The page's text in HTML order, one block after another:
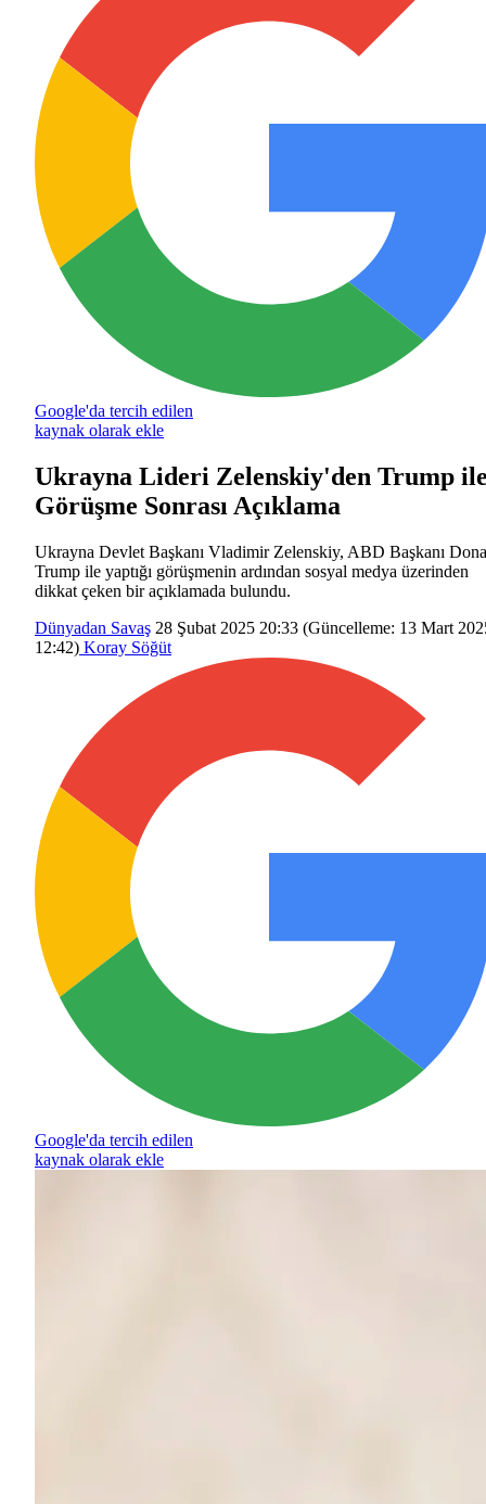
Google'da tercih edilen
kaynak olarak ekle
Ukrayna Lideri Zelenskiy'den Trump
Görüşme Sonrası Açıklama
Ukrayna Devlet Başkanı Vladimir Zelenskiy, ABD Başkanı
Trump ile yaptığı görüşmenin ardından sosyal medya üzerinden
dikkat çeken bir açıklamada bulundu.
Dünyadan Savaş 28 Şubat 2025 20:33 (Güncelleme: 13 Mart
12:42) Koray Söğüt
Google'da tercih edilen
kaynak olarak ekle